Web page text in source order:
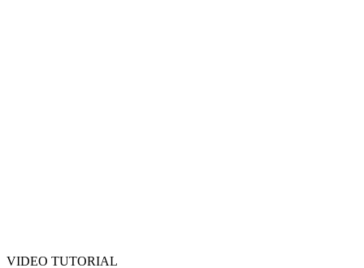
VIDEO TUTORIAL